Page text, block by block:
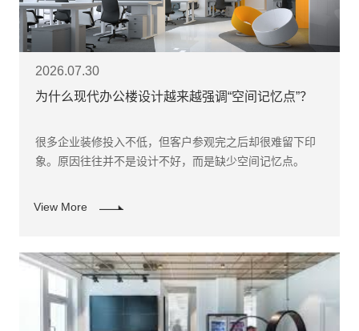
2026.07.30
为什么现代办公楼设计越来越强调“空间记忆点”？
​很多企业装修投入不低，但客户参观完之后却很难留下印
象。原因往往并不是设计不好，而是缺少空间记忆点。
View More